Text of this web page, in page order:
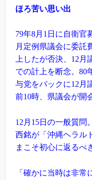
ほろ苦い思い出
79年8月1日に自衛官
月定例県議会に委託
上したが否決、12月
での計上を断念。80
与党をバックに12月
前10時、県議会が開
12月15日の一般質問
西銘が「沖縄ヘラル
まこそ初心に返るべ
「確かに当時は非